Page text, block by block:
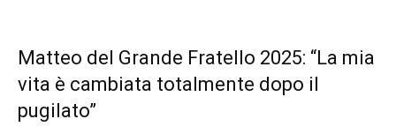
Matteo del Grande Fratello 2025: “La mia
vita è cambiata totalmente dopo il
pugilato”